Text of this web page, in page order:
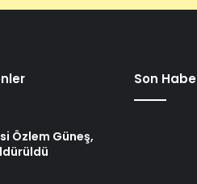
Özlem Güneş,
Son